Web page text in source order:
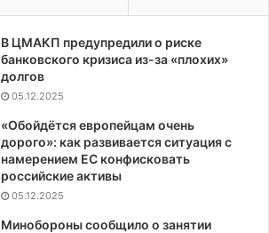
В ЦМАКП предупредили о риске
банковского кризиса из-за «плохих»
долгов
05.12.2025
«Обойдётся европейцам очень
дорого»: как развивается ситуация с
намерением ЕС конфисковать
российские активы
05.12.2025
Минобороны сообщило о занятии